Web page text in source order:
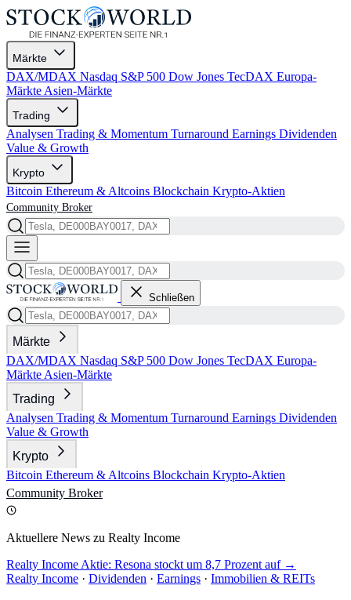
Märkte
DAX/MDAX Nasdaq S&P 500 Dow Jones TecDAX Europa-
Märkte Asien-Märkte
Trading
Analysen Trading & Momentum Turnaround Earnings Dividenden
Value & Growth
Krypto
Bitcoin Ethereum & Altcoins Blockchain Krypto-Aktien
Community Broker
Schließen
Märkte
DAX/MDAX Nasdaq S&P 500 Dow Jones TecDAX Europa-
Märkte Asien-Märkte
Trading
Analysen Trading & Momentum Turnaround Earnings Dividenden
Value & Growth
Krypto
Bitcoin Ethereum & Altcoins Blockchain Krypto-Aktien
Community Broker
Aktuellere News zu Realty Income
Realty Income Aktie: Resona stockt um 8,7 Prozent auf →
Realty Income · Dividenden · Earnings · Immobilien & REITs